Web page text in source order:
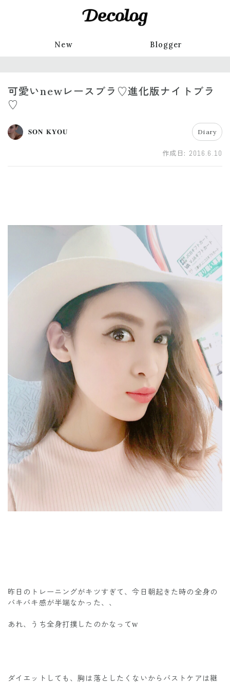
New Blogger
可愛いnewレースブラ♡進化版ナイトブラ
♡
𝐒𝐎𝐍 𝐊𝐘𝐎𝐔 Diary
作成日: 2016.6.10
昨日のトレーニングがキツすぎて、今日朝起きた時の全身の
バキバキ感が半端なかった、、
あれ、うち全身打撲したのかなってw
ダイエットしても、胸は落としたくないからバストケアは継